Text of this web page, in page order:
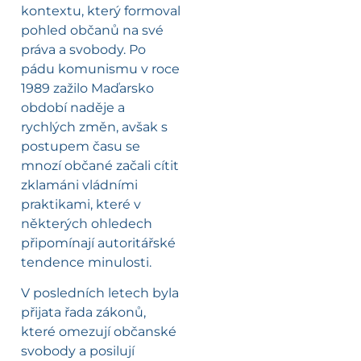
kontextu, který formoval
pohled občanů na své
práva a svobody. Po
pádu komunismu v roce
1989 zažilo Maďarsko
období naděje a
rychlých změn, avšak s
postupem času se
mnozí občané začali cítit
zklamáni vládními
praktikami, které v
některých ohledech
připomínají autoritářské
tendence minulosti.
V posledních letech byla
přijata řada zákonů,
které omezují občanské
svobody a posilují